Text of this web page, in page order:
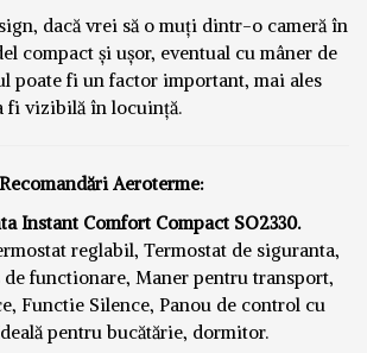
dacă vrei să o muți dintr-o cameră în
compact și ușor, eventual cu mâner de
poate fi un factor important, mai ales
fi vizibilă în locuință.
Recomandări Aeroterme:
Instant Comfort Compact SO2330.
reglabil, Termostat de siguranta,
functionare, Maner pentru transport,
Functie Silence, Panou de control cu
pentru bucătărie, dormitor.